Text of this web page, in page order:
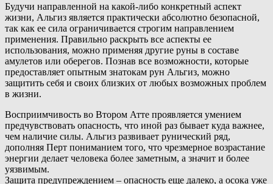
Будучи направленной на какой-либо конкретный аспект
жизни, Альгиз является практически абсолютно безопасной,
так как ее сила ограничивается строгим направлением
применения. Правильно раскрыть все аспекты ее
использования, можно применяя другие руны в составе
амулетов или оберегов. Познав все возможности, которые
предоставляет опытным знатокам рун Альгиз, можно
защитить себя и своих близких от любых возможных проблем
в жизни.
Восприимчивость во Втором Атте проявляется умением
предчувствовать опасность, что иной раз бывает куда важнее,
чем наличие силы. Альгиз развивает рунический ряд,
дополняя Перт пониманием того, что чрезмерное возрастание
энергии делает человека более заметным, а значит и более
уязвимым.
Защита предупреждением – опасность еще далеко, а осока уже